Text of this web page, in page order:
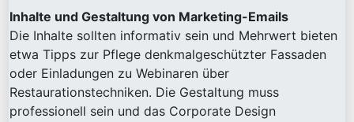
Inhalte und Gestaltung von Marketing-Emails
Die Inhalte sollten informativ sein und Mehrwert bieten
etwa Tipps zur Pflege denkmalgeschützter Fassaden
oder Einladungen zu Webinaren über
Restaurationstechniken. Die Gestaltung muss
professionell sein und das Corporate Design